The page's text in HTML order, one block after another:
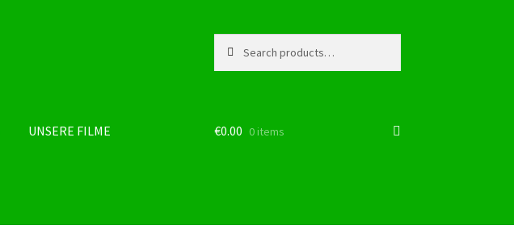
for:
UNSERE FILME €0.00 0 items